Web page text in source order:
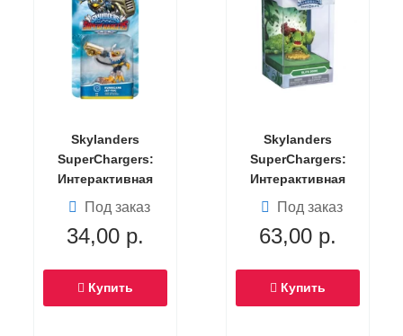
Skylanders
SuperChargers:
Интерактивная
фигурка Hurricane
Jet-Vac
(Скайлендер-
Под заказ
34,00 р.
Купить
Skylanders
SuperChargers:
Интерактивная
фигурка Elite Zook
(Серия элитных
фигурок)
Под заказ
63,00 р.
Купить